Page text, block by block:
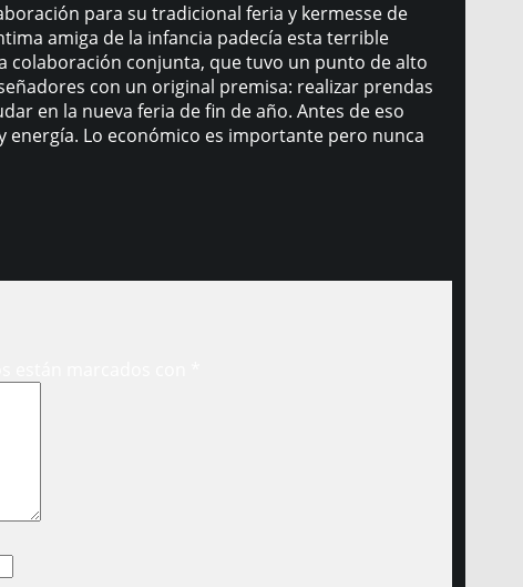
para su tradicional feria y kermesse de
amiga de la infancia padecía esta terrible
colaboración conjunta, que tuvo un punto de alto
con un original premisa: realizar prendas
en la nueva feria de fin de año. Antes de eso
Lo económico es importante pero nunca